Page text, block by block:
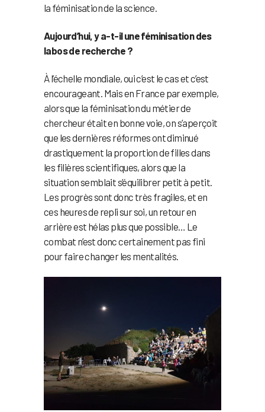
la féminisation de la science.
Aujourd’hui, y a-t-il une féminisation des
labos de recherche ?
À l’échelle mondiale, oui c’est le cas et c’est
encourageant. Mais en France par exemple,
alors que la féminisation du métier de
chercheur était en bonne voie, on s’aperçoit
que les dernières réformes ont diminué
drastiquement la proportion de filles dans
les filières scientifiques, alors que la
situation semblait s’équilibrer petit à petit.
Les progrès sont donc très fragiles, et en
ces heures de repli sur soi, un retour en
arrière est hélas plus que possible… Le
combat n’est donc certainement pas fini
pour faire changer les mentalités.